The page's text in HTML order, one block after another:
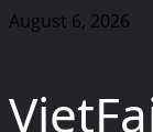
Skip
August 6, 2026